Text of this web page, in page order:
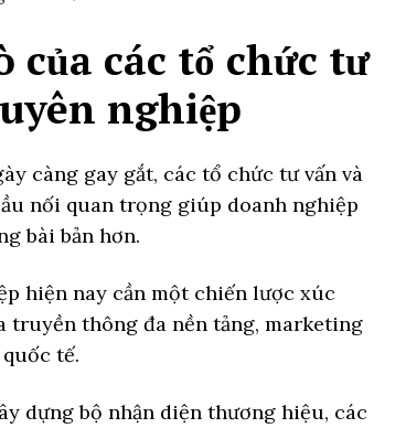
các tổ chức tư
nghiệp
càng gay gắt, các tổ chức tư vấn và
nối quan trọng giúp doanh nghiệp
bài bản hơn.
hiện nay cần một chiến lược xúc
thông đa nền tảng, marketing
tế.
dựng bộ nhận diện thương hiệu, các